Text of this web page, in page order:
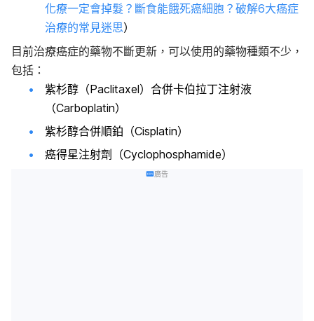
化療一定會掉髮？斷食能餓死癌細胞？破解6大癌症
治療的常見迷思）
目前治療癌症的藥物不斷更新，可以使用的藥物種類不少，
包括：
紫杉醇（Paclitaxel）合併卡伯拉丁注射液
（Carboplatin）
紫杉醇合併順鉑（Cisplatin）
癌得星注射劑（Cyclophosphamide）
廣告